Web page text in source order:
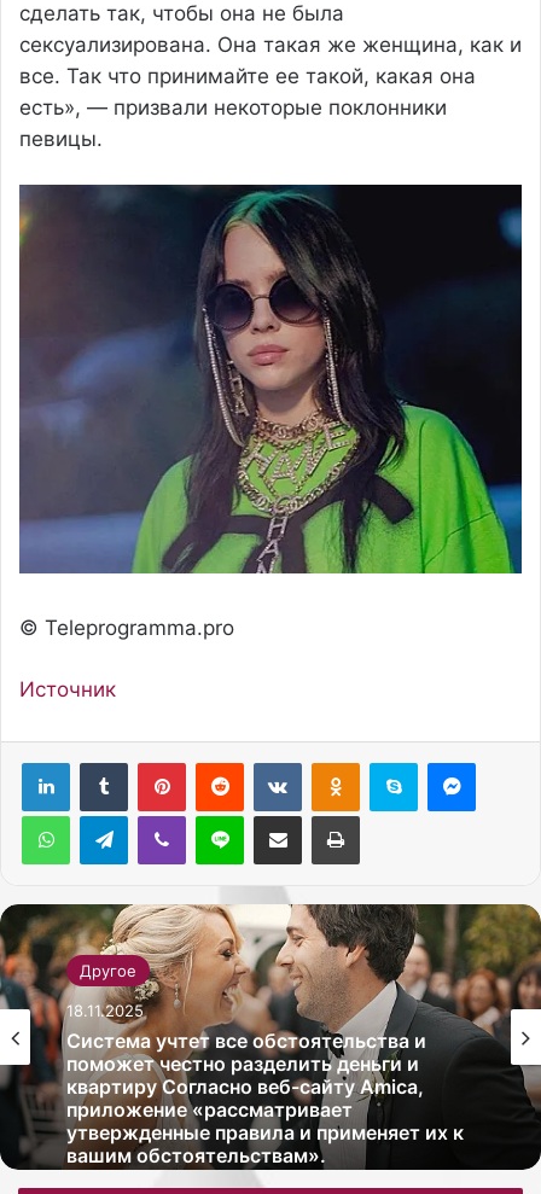
сделать так, чтобы она не была
сексуализирована. Она такая же женщина, как и
все. Так что принимайте ее такой, какая она
есть», — призвали некоторые поклонники
певицы.
© Teleprogramma.pro
Источник
Telegram
Другое
18.11.2025
Система учтет все обстоятельства и
поможет честно разделить деньги и
квартиру Согласно веб-сайту Amica,
приложение «рассматривает
утвержденные правила и применяет их к
вашим обстоятельствам».